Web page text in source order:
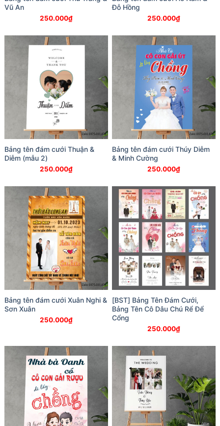
Vũ An
250.000₫
Đỗ Hồng
250.000₫
Bảng tên đám cưới Thuận &
Diễm (mẫu 2)
250.000₫
Bảng tên đám cưới Thúy Diễm
& Minh Cường
250.000₫
Bảng tên đám cưới Xuân Nghi &
Sơn Xuân
250.000₫
[BST] Bảng Tên Đám Cưới,
Bảng Tên Cô Dâu Chú Rể Để
Cổng
250.000₫